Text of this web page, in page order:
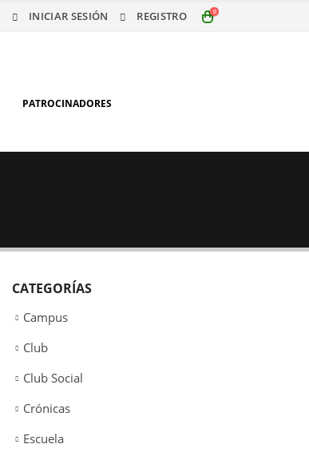
INICIAR SESIÓN REGISTRO 0
PATROCINADORES
CATEGORÍAS
Campus
Club
Club Social
Crónicas
Escuela